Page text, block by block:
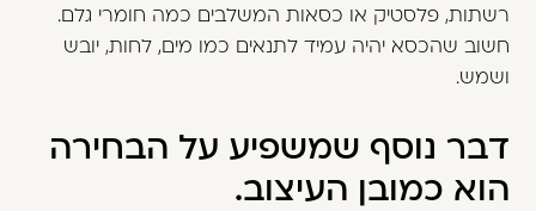
רשתות, פלסטיק או כסאות המשלבים כמה חומרי גלם.
חשוב שהכסא יהיה עמיד לתנאים כמו מים, לחות, יובש
ושמש.
דבר נוסף שמשפיע על הבחירה
הוא כמובן העיצוב.